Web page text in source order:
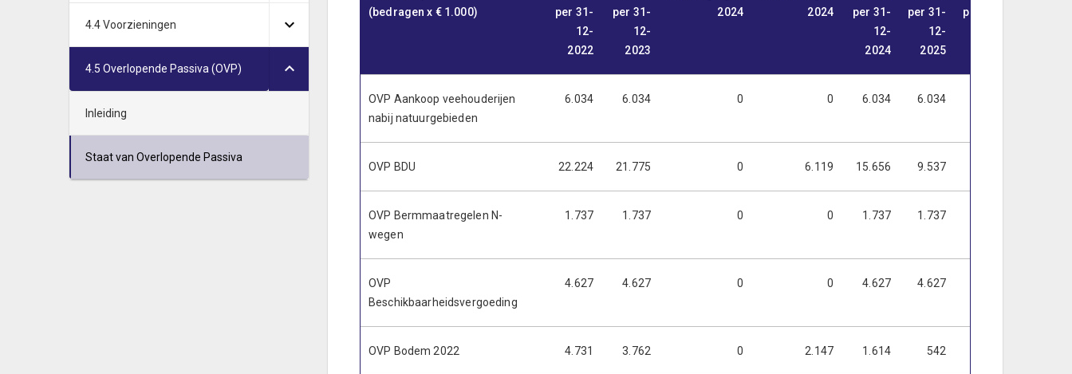
4.4 Voorzieningen
4.5 Overlopende Passiva (OVP)
Inleiding
Staat van Overlopende Passiva
(bedragen x € 1.000)
per 31-
12-
2022
per 31-
12-
2023
2024
2024
per 31-
12-
2024
per 31-
12-
2025
per 31-
OVP Aankoop veehouderijen
nabij natuurgebieden
6.034 6.034 0 0 6.034 6.034
OVP BDU 22.224 21.775 0 6.119 15.656 9.537
OVP Bermmaatregelen N-
wegen
1.737 1.737 0 0 1.737 1.737
OVP
Beschikbaarheidsvergoeding
4.627 4.627 0 0 4.627 4.627
OVP Bodem 2022 4.731 3.762 0 2.147 1.614 542